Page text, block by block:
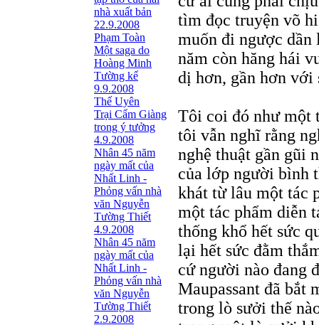
nhà xuất bản
22.9.2008
Phạm Toàn
Một saga do
Hoàng Minh
Tường kể
9.9.2008
Thế Uyên
Trại Cẩm Giàng
trong ý tưởng
4.9.2008
Nhân 45 năm
ngày mất của
Nhất Linh -
Phỏng vấn nhà
văn Nguyễn
Tường Thiết
4.9.2008
Nhân 45 năm
ngày mất của
Nhất Linh -
Phỏng vấn nhà
văn Nguyễn
Tường Thiết
2.9.2008
tìm đọc truyện võ
muốn đi ngược dần
năm còn hăng hái
dị hơn, gần hơn với
Tôi coi đó như
tôi vẫn nghĩ rằng
nghệ thuật gần gũi
của lớp người bình
khát từ lâu một tác
một tác phẩm diễn
thống khổ hết sức
lại hết sức đằm
cứ người nào đang
Maupassant đã bắt
trong lò sưởi thế